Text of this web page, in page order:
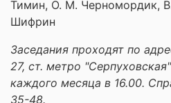
Тимин, О. М. Черномордик,
Шифрин
Заседания проходят по
27, ст. метро
каждого месяца в 16.00.
35-48.